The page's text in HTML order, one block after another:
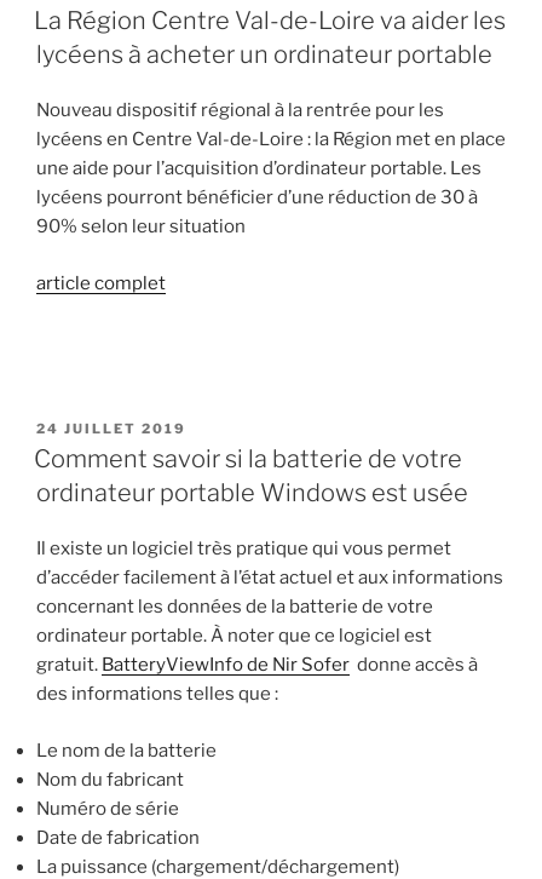
LE
La Région Centre Val-de-Loire va aider les
lycéens à acheter un ordinateur portable
Nouveau dispositif régional à la rentrée pour les
lycéens en Centre Val-de-Loire : la Région met en place
une aide pour l’acquisition d’ordinateur portable. Les
lycéens pourront bénéficier d’une réduction de 30 à
90% selon leur situation
article complet
PUBLIÉ
LE
24 JUILLET 2019
Comment savoir si la batterie de votre
ordinateur portable Windows est usée
Il existe un logiciel très pratique qui vous permet
d’accéder facilement à l’état actuel et aux informations
concernant les données de la batterie de votre
ordinateur portable. À noter que ce logiciel est
gratuit. BatteryViewInfo de Nir Sofer donne accès à
des informations telles que :
Le nom de la batterie
Nom du fabricant
Numéro de série
Date de fabrication
La puissance (chargement/déchargement)